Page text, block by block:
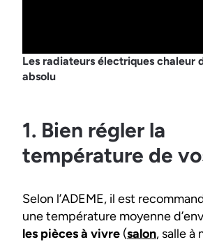
Les radiateurs électriques chaleur
absolu
1. Bien régler la
température de
Selon l’ADEME, il est
une température moyenne
les pièces à vivre (salon, salle à